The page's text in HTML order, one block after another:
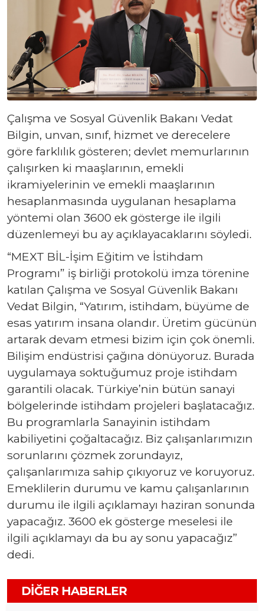
Çalışma ve Sosyal Güvenlik Bakanı Vedat
Bilgin, unvan, sınıf, hizmet ve derecelere
göre farklılık gösteren; devlet memurlarının
çalışırken ki maaşlarının, emekli
ikramiyelerinin ve emekli maaşlarının
hesaplanmasında uygulanan hesaplama
yöntemi olan 3600 ek gösterge ile ilgili
düzenlemeyi bu ay açıklayacaklarını söyledi.
“MEXT BİL-İşim Eğitim ve İstihdam
Programı” iş birliği protokolü imza törenine
katılan Çalışma ve Sosyal Güvenlik Bakanı
Vedat Bilgin, “Yatırım, istihdam, büyüme de
esas yatırım insana olandır. Üretim gücünün
artarak devam etmesi bizim için çok önemli.
Bilişim endüstrisi çağına dönüyoruz. Burada
uygulamaya soktuğumuz proje istihdam
garantili olacak. Türkiye’nin bütün sanayi
bölgelerinde istihdam projeleri başlatacağız.
Bu programlarla Sanayinin istihdam
kabiliyetini çoğaltacağız. Biz çalışanlarımızın
sorunlarını çözmek zorundayız,
çalışanlarımıza sahip çıkıyoruz ve koruyoruz.
Emeklilerin durumu ve kamu çalışanlarının
durumu ile ilgili açıklamayı haziran sonunda
yapacağız. 3600 ek gösterge meselesi ile
ilgili açıklamayı da bu ay sonu yapacağız”
dedi.
DIĞER HABERLER